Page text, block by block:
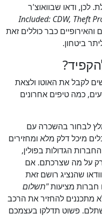
לכן, ודאו שבוואוצ'ר
Included: CDW, Theft
כבר כוללים זאת
ביטחון.
לקבל את האוטו ולצאת
כמה טיפים אחרונים
לבחור בהשכרה עם
מיכל דלק מלא ומחזירים
הגדולות בפולין,
רק על מה שצרכתם. אם
שהנציג רושם זאת
חברות מציעות"תשלום
מתכננים להחזיר את הרכב
פשוט תדלקו בעצמכם